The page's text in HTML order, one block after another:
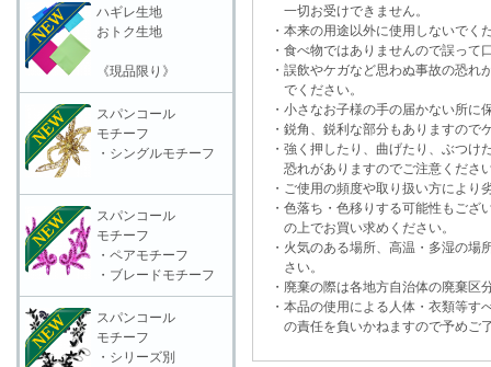
一切お受けできません。
・本来の用途以外に使用しないでく
・食べ物ではありませんので誤って
・誤飲やケガなど思わぬ事故の恐れ
でください。
・小さなお子様の手の届かない所に
・鋭角、鋭利な部分もありますので
・強く押したり、曲げたり、ぶつけ
恐れがありますのでご注意くださ
・ご使用の頻度や取り扱い方により
・色落ち・色移りする可能性もござ
の上でお買い求めください。
・火気のある場所、高温・多湿の場
さい。
・廃棄の際は各地方自治体の廃棄区
・本品の使用による人体・衣類等す
の責任を負いかねますので予めご
ハギレ生地
おトク生地
《現品限り》
スパンコール
モチーフ
・シングルモチーフ
スパンコール
モチーフ
・ペアモチーフ
・ブレードモチーフ
スパンコール
モチーフ
・シリーズ別